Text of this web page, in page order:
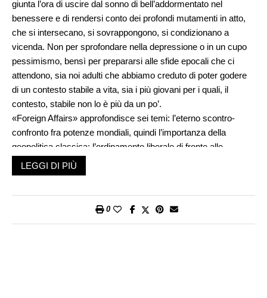
giunta l’ora di uscire dal sonno di bell’addormentato nel
benessere e di rendersi conto dei profondi mutamenti in atto,
che si intersecano, si sovrappongono, si condizionano a
vicenda. Non per sprofondare nella depressione o in un cupo
pessimismo, bensì per prepararsi alle sfide epocali che ci
attendono, sia noi adulti che abbiamo creduto di poter godere
di un contesto stabile a vita, sia i più giovani per i quali, il
contesto, stabile non lo è più da un po’.
«Foreign Affairs» approfondisce sei temi: l’eterno scontro-
confronto fra potenze mondiali, quindi l’importanza della
geopolitica classica; l’ordinamento liberale di fronte alle
democrazie illiberali, ai vari nazionalismi e sovranismi; la
sotterranea ma capitale importanza del tribalismo, insito in ogni
capitalismo dal punto di vista marxista; l’inesorabile
LEGGI DI PIÙ
0